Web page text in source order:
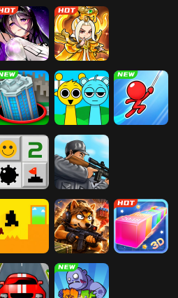
斩魔问道 凡人神将传
爱琳诗篇 软泥星球
黑洞大乱斗 节奏盒子
扫雷大挑战 狙击小日本2
只有一道门 猫狗搜打撤